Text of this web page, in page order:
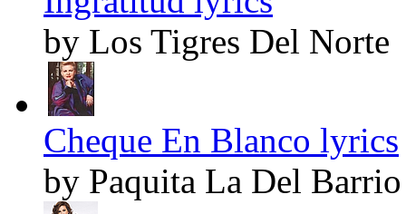
by Los Tigres Del Norte
Cheque En Blanco lyrics
by Paquita La Del Barrio